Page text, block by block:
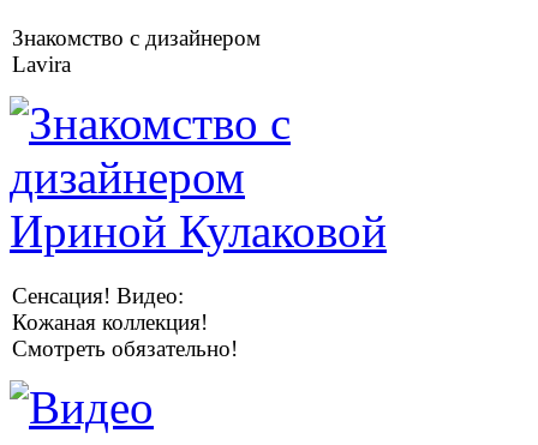
Знакомство с дизайнером
Lavira
Сенсация! Видео:
Кожаная коллекция!
Смотреть обязательно!